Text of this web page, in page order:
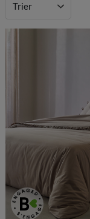
Motif
Trier